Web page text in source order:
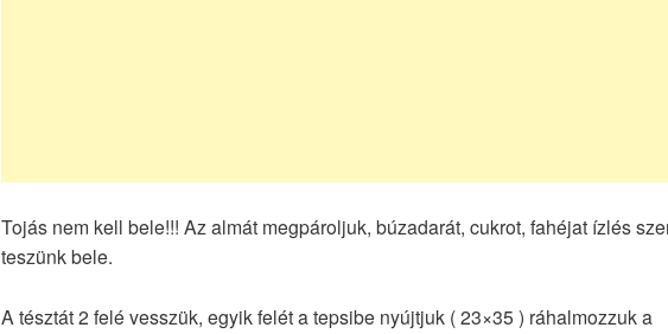
Tojás nem kell bele!!! Az almát megpároljuk, búzadarát, cukrot, fahéjat ízlés
teszünk bele.
A tésztát 2 felé vesszük, egyik felét a tepsibe nyújtjuk ( 23×35 ) ráhalmozzuk a